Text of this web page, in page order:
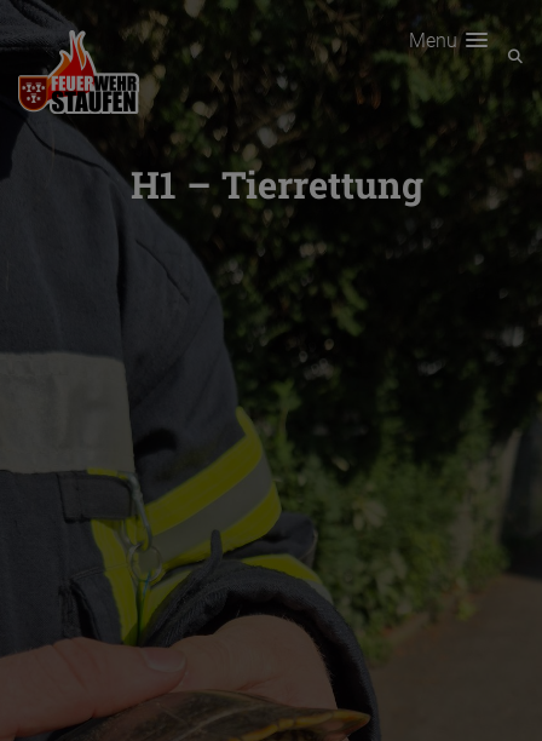
Menu
H1 – Tierrettung